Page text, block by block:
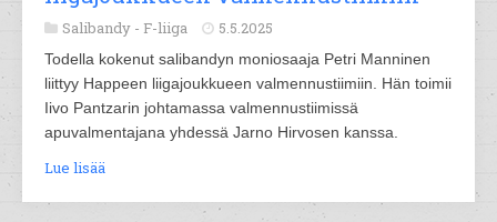
Salibandy - F-liiga 5.5.2025
Todella kokenut salibandyn moniosaaja Petri Manninen
liittyy Happeen liigajoukkueen valmennustiimiin. Hän toimii
Iivo Pantzarin johtamassa valmennustiimissä
apuvalmentajana yhdessä Jarno Hirvosen kanssa.
Lue lisää